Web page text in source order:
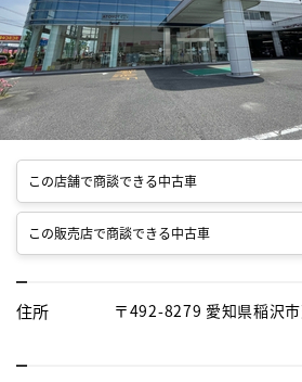
この店舗で商談できる中古車
この販売店で商談できる中古車
住所 〒492-8279 愛知県稲沢